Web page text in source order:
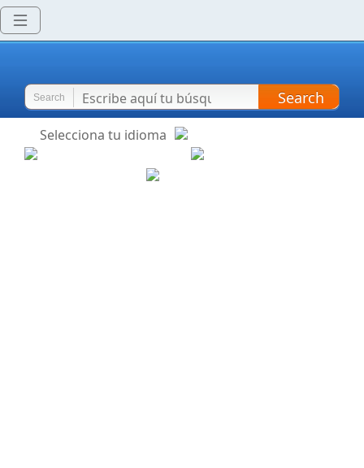
Search Search
Selecciona tu idioma